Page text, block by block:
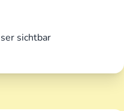
sichtbar